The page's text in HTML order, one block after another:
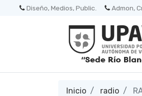
Diseño, Medios, Public. Admon,
Inicio radio